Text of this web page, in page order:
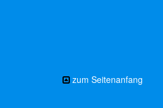
zum Seitenanfang